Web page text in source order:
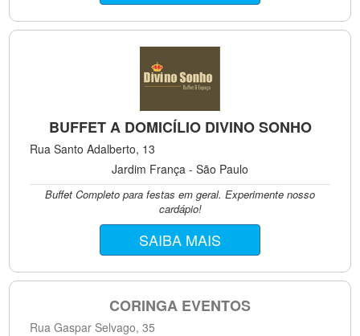
BUFFET A DOMICÍLIO DIVINO SONHO
Rua Santo Adalberto, 13
Jardim França - São Paulo
Buffet Completo para festas em geral. Experimente nosso
cardápio!
SAIBA MAIS
CORINGA EVENTOS
Rua Gaspar Selvago, 35